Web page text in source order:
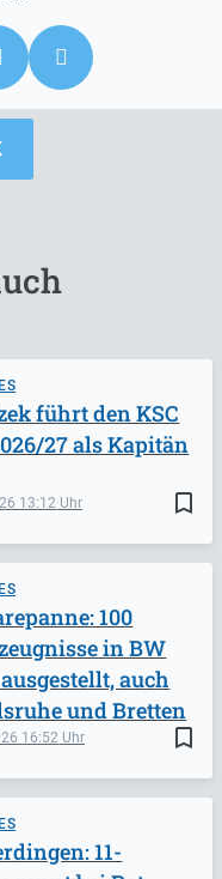
bookmark_border
13:12
führt den KSC
27 als Kapitän
bookmark_border
16:52
100
in BW
auch
und Bretten
11-